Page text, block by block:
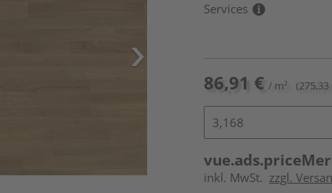
Services
86,91 € / m²
inkl. MwSt. zzgl.